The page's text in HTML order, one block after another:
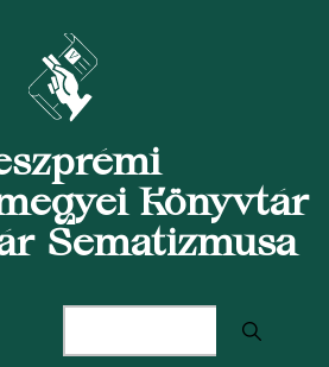
Könyvtár
Sematizmusa